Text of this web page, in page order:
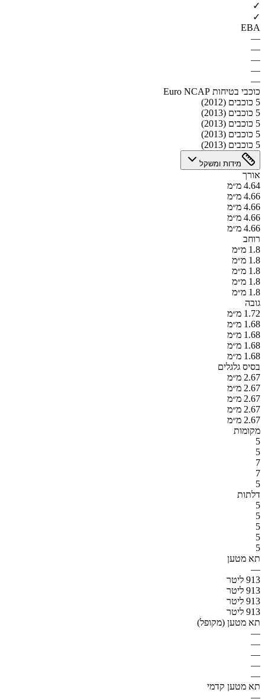
✓
✓
EBA
—
—
—
—
—
כוכבי בטיחות Euro NCAP
5 כוכבים (2012)
5 כוכבים (2013)
5 כוכבים (2013)
5 כוכבים (2013)
5 כוכבים (2013)
מידות ומשקל
אורך
4.64 מ״מ
4.66 מ״מ
4.66 מ״מ
4.66 מ״מ
4.66 מ״מ
רוחב
1.8 מ״מ
1.8 מ״מ
1.8 מ״מ
1.8 מ״מ
1.8 מ״מ
גובה
1.72 מ״מ
1.68 מ״מ
1.68 מ״מ
1.68 מ״מ
1.68 מ״מ
בסיס גלגלים
2.67 מ״מ
2.67 מ״מ
2.67 מ״מ
2.67 מ״מ
2.67 מ״מ
מקומות
5
5
7
7
5
דלתות
5
5
5
5
5
תא מטען
—
913 ליטר
913 ליטר
913 ליטר
913 ליטר
תא מטען (מקופל)
—
—
—
—
—
תא מטען קדמי
—